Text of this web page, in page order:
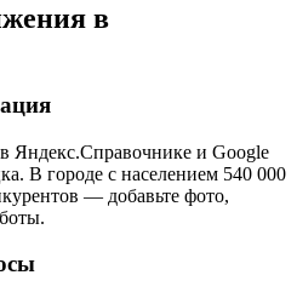
в
Яндекс.Справочнике и Google
В городе с населением 540 000
— добавьте фото,